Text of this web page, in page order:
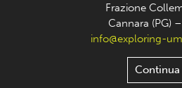
Frazione
Cannara (PG)
info@exploring-
Continua